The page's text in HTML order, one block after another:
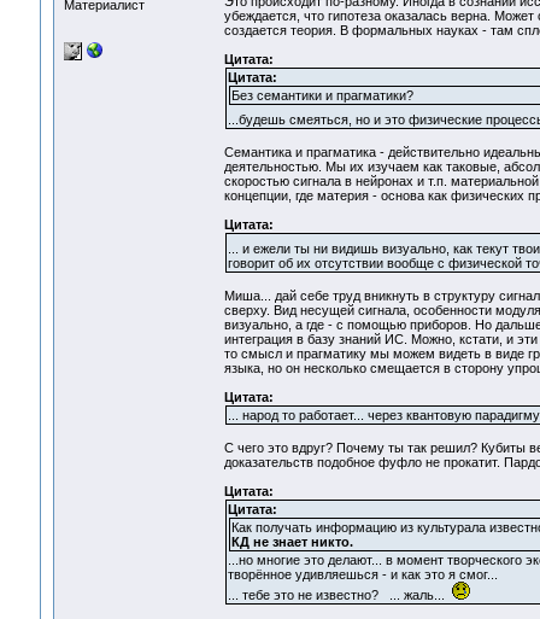
Материалист
убеждается, что гипотеза оказалась верна.
создается теория. В формальных науках - там
Цитата:
Цитата:
Без семантики и прагматики?
...будешь смеяться, но и это физические
Семантика и прагматика - действительно
деятельностью. Мы их изучаем как таковые,
скоростью сигнала в нейронах и т.п.
концепции, где материя - основа как физических
Цитата:
... и ежели ты ни видишь визуально, как текут
говорит об их отсутствии вообще с физической
Миша... дай себе труд вникнуть в структуру
сверху. Вид несущей сигнала, особенности
визуально, а где - с помощью приборов. Но
интеграция в базу знаний ИС. Можно, кстати, и
то смысл и прагматику мы можем видеть в виде
языка, но он несколько смещается в сторону
Цитата:
... народ то работает... через квантовую
С чего это вдруг? Почему ты так решил? Кубиты
доказательств подобное фуфло не прокатит.
Цитата:
Цитата:
Как получать информацию из культурала
КД не знает никто.
...но многие это делают... в момент творческого
творённое удивляешься - и как это я смог...
... тебе это не известно? ... жаль...